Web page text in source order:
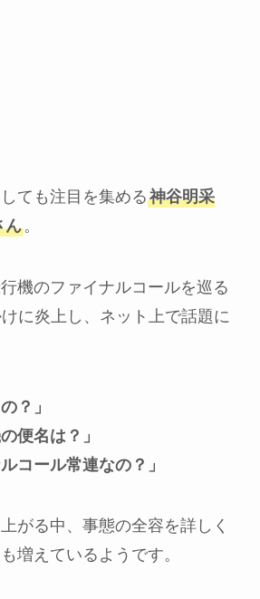
ても注目を集める神谷明采
ん。
機のファイナルコールを巡る
に炎上し、ネット上で話題に
？」
便名は？」
コール常連なの？」
がる中、事態の全容を詳しく
増えているようです。